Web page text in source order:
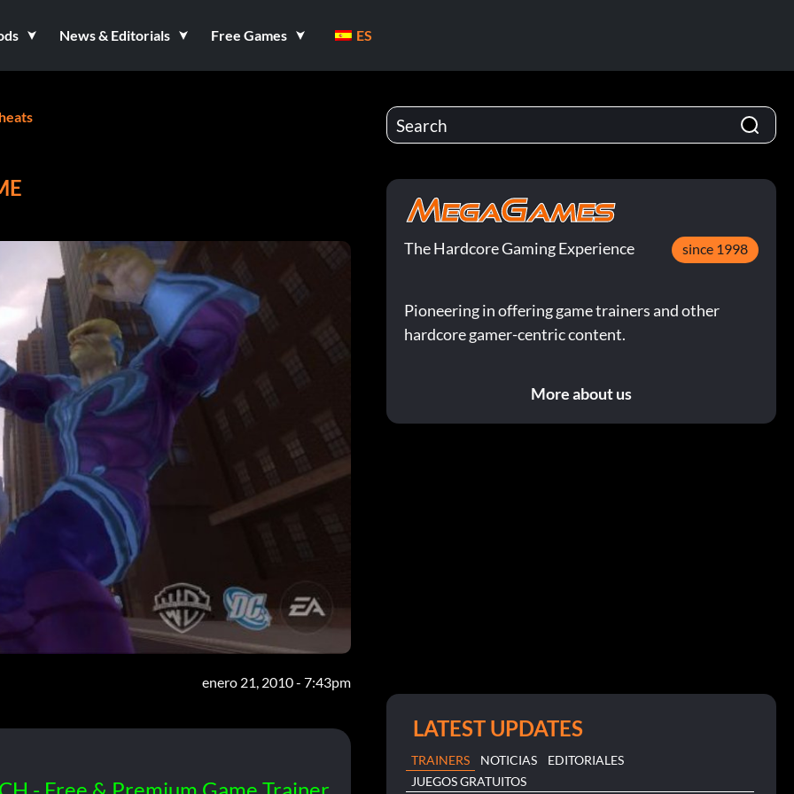
News & Editorials Free Games ES
enero 21, 2010 - 7:43pm
The Hardcore Gaming Experience since 1998
Pioneering in offering game trainers and other
hardcore gamer-centric content.
More about us
LATEST UPDATES
TRAINERS NOTICIAS
EDITORIALES
JUEGOS GRATUITOS